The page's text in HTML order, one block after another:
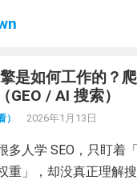
是如何工作的？
GEO / AI 搜索）
2026年1月13日
多人学 SEO，只盯着
重」，却没真正理解